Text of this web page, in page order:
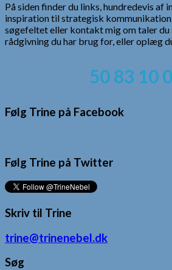
På siden finder du links, hundredevis
inspiration til strategisk
søgefeltet eller kontakt mig om taler du
rådgivning du har brug for, eller oplæg
50 83 10
Følg Trine på Facebook
Følg Trine på Twitter
Skriv til Trine
trine@trinenebel.dk
Søg